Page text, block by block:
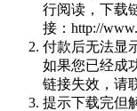
行阅读，下载
接：http://
付款后无法显
如果您已经成
链接失效，请
提示下载完但